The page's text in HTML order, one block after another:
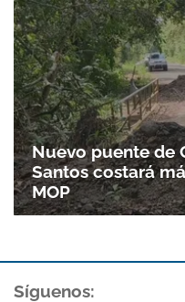
Nuevo puente de
Santos costará
MOP
Síguenos: